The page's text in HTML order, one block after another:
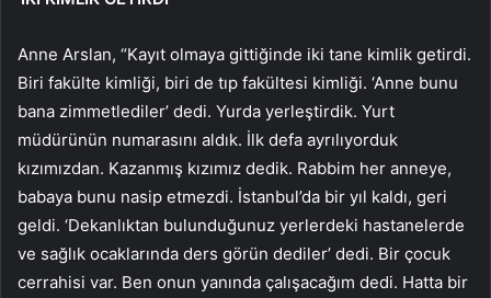
Anne Arslan, “Kayıt olmaya gittiğinde iki tane kimlik getirdi.
Biri fakülte kimliği, biri de tıp fakültesi kimliği. ‘Anne bunu
bana zimmetlediler’ dedi. Yurda yerleştirdik. Yurt
müdürünün numarasını aldık. İlk defa ayrılıyorduk
kızımızdan. Kazanmış kızımız dedik. Rabbim her anneye,
babaya bunu nasip etmezdi. İstanbul’da bir yıl kaldı, geri
geldi. ‘Dekanlıktan bulunduğunuz yerlerdeki hastanelerde
ve sağlık ocaklarında ders görün dediler’ dedi. Bir çocuk
cerrahisi var. Ben onun yanında çalışacağım dedi. Hatta bir